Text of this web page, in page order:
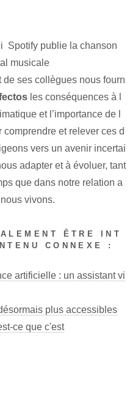
Spotify publie la chanson
musicale
de ses collègues nous fourn
les conséquences à l
et l’importance de l
et relever ces d
vers un avenir incertai
adapter et à évoluer, tant
que dans notre relation a
vivons.
ÊTRE INT
CONNEXE :
artificielle : un assistant vi
plus accessibles
ce que c'est